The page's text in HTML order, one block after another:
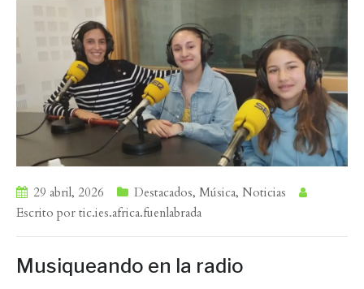
29 abril, 2026 Destacados, Música, Noticias
Escrito por tic.ies.africa.fuenlabrada
Musiqueando en la radio